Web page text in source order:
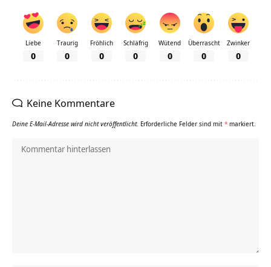
Liebe
0
Traurig
0
Fröhlich
0
Schläfrig
0
Wütend
0
Überrascht
0
Zwinker
0
Keine Kommentare
Deine E-Mail-Adresse wird nicht veröffentlicht. Erforderliche Felder sind mit * markiert.